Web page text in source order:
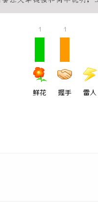
1
鲜花
1
握手 雷人